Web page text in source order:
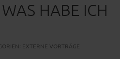
HABE ICH
EXTERNE VORTRÄGE